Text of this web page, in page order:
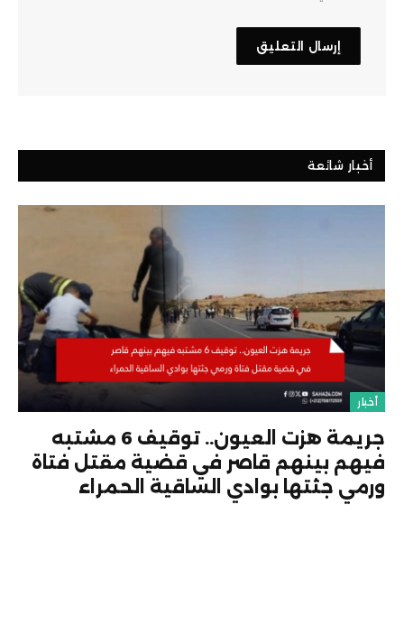
أخبار شائعة
أخبار
جريمة هزت العيون.. توقيف 6 مشتبه
فيهم بينهم قاصر في قضية مقتل فتاة
ورمي جثتها بوادي الساقية الحمراء